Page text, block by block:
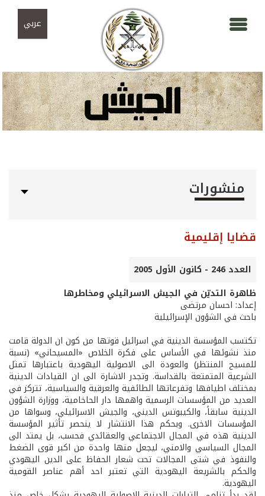
عربي
منشورات
قضايا إقليمية
العدد 246 - كانون الأول 2005
ظاهرة التديّن في الجيش الاسرائيلي ومخاطرها
إعداد: احسان مرتضى
باحث في الشؤون الإسرائيلية
تكتسب المؤسسة الدينية في اسرائيل قوتها من كون ان الدولة قامت
منذ نشوئها في الأساس على فكرة الخلاص «المسيحاني» (نسبة
للمسيح المنتظر) والعودة الى الاصولية اليهودية باعتبارها تمثل
الشرعية المتمتعة بالقداسة. وتجدر الاشارة الى ان القيادات الدينية
بمختلف اطيافها وتفرعاتها الطائفية والعرقية والسياسية، تتركز في
العديد من المؤسسات الرسمية واهمها دار الحاخامية، ووزارة الشؤون
الدينية سابقاً، والكيبوتس الديني، والجيش الاسرائيلي، وسواها من
المؤسسات الاخرى. وبحكم هذا الانتشار لا ينحصر تأثير المؤسسة
الدينية هذه في المجال الاجتماعي والعقائدي فحسب، بل يمتد الى
المجال السياسي والامني، ليجعل منها واحدة من اكبر قوى الضغط
والنفوذ في شتى المجالات تحت شعار الحفاظ على الدين اليهودي
والحكم بالشريعة اليهودية التي تعتبر احد أهم عناصر القومية
اليهودية.